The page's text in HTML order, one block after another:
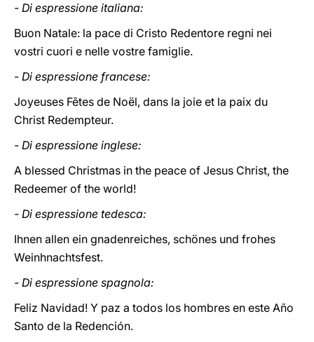
- Di espressione italiana:
Buon Natale: la pace di Cristo Redentore regni nei
vostri cuori e nelle vostre famiglie.
- Di espressione francese:
Joyeuses Fêtes de Noël, dans la joie et la paix du
Christ Redempteur.
- Di espressione inglese:
A blessed Christmas in the peace of Jesus Christ, the
Redeemer of the world!
- Di espressione tedesca:
Ihnen allen ein gnadenreiches, schönes und frohes
Weinhnachtsfest.
- Di espressione spagnola:
Feliz Navidad! Y paz a todos los hombres en este Año
Santo de la Redención.